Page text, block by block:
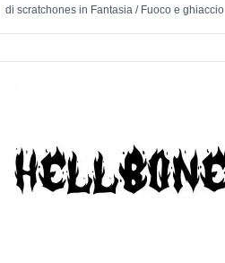
di scratchonesin Fantasia/ Fuoco e ghiaccio